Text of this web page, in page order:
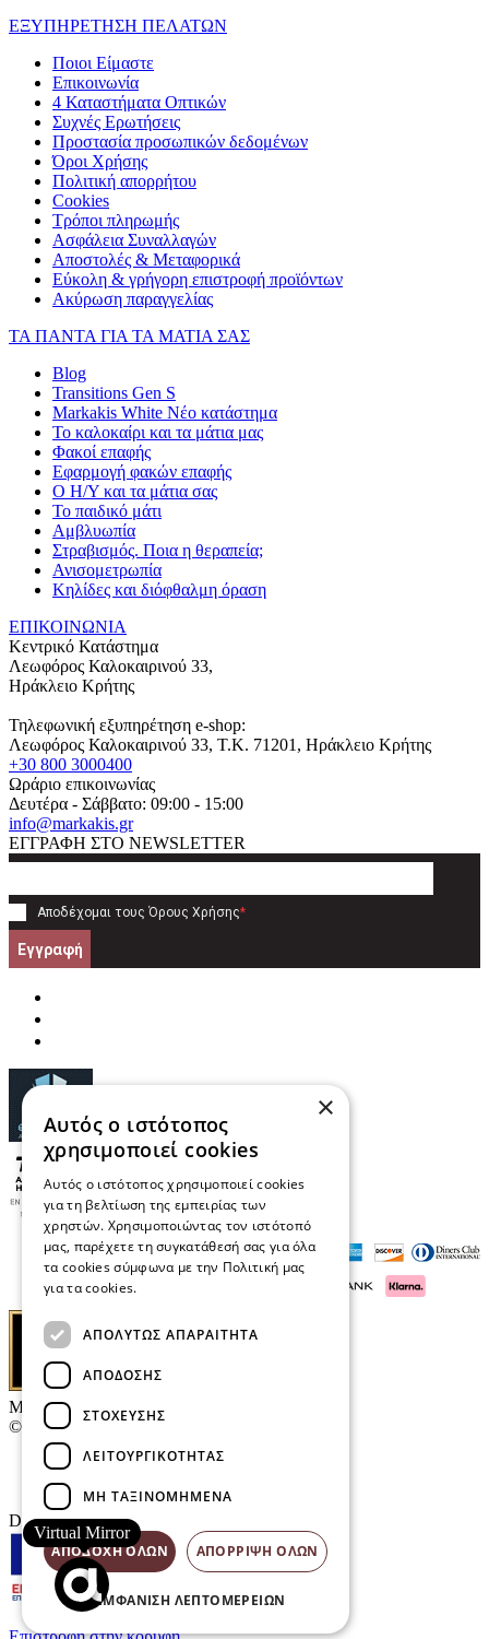
ΕΞΥΠΗΡΕΤΗΣΗ ΠΕΛΑΤΩΝ
Ποιοι Είμαστε
Επικοινωνία
4 Καταστήματα Οπτικών
Συχνές Ερωτήσεις
Προστασία προσωπικών δεδομένων
Όροι Χρήσης
Πολιτική απορρήτου
Cookies
Τρόποι πληρωμής
Ασφάλεια Συναλλαγών
Αποστολές & Μεταφορικά
Εύκολη & γρήγορη επιστροφή προϊόντων
Ακύρωση παραγγελίας
ΤΑ ΠΑΝΤΑ ΓΙΑ ΤΑ ΜΑΤΙΑ ΣΑΣ
Blog
Transitions Gen S
Markakis White Νέο κατάστημα
Το καλοκαίρι και τα μάτια μας
Φακοί επαφής
Εφαρμογή φακών επαφής
Ο Η/Υ και τα μάτια σας
Το παιδικό μάτι
Αμβλυωπία
Στραβισμός. Ποια η θεραπεία;
Ανισομετρωπία
Κηλίδες και διόφθαλμη όραση
ΕΠΙΚΟΙΝΩΝΙΑ
Κεντρικό Κατάστημα
Λεωφόρος Καλοκαιρινού 33,
Ηράκλειο Κρήτης
Τηλεφωνική εξυπηρέτηση e-shop:
Λεωφόρος Καλοκαιρινού 33, T.K. 71201 , Ηράκλειο Κρήτης
+30 800 3000400
Ωράριο επικοινωνίας
Δευτέρα - Σάββατο: 09:00 - 15:00
info@markakis.gr
ΕΓΓΡΑΦΗ ΣΤΟ NEWSLETTER
Αποδέχομαι τους Όρους Χρήσης*
Εγγραφή
Μαρκάκης Οπτικά
© 2026
Επικοινωνία
E-Volution Awards
Designed & developed by
Virtual Mirror
×
Αυτός ο ιστότοπος
χρησιμοποιεί cookies
Αυτός ο ιστότοπος χρησιμοποιεί cookies
για τη βελτίωση της εμπειρίας των
χρηστών. Χρησιμοποιώντας τον ιστότοπό
μας, παρέχετε τη συγκατάθεσή σας για όλα
τα cookies σύμφωνα με την Πολιτική μας
για τα cookies.
ΑΠΟΛΎΤΩΣ ΑΠΑΡΑΊΤΗΤΑ
ΑΠΌΔΟΣΗΣ
ΣΤΌΧΕΥΣΗΣ
ΛΕΙΤΟΥΡΓΙΚΌΤΗΤΑΣ
ΜΗ ΤΑΞΙΝΟΜΗΜΈΝΑ
ΑΠΟΔΟΧΉ ΌΛΩΝ ΑΠΌΡΡΙΨΗ ΌΛΩΝ
ΕΜΦΆΝΙΣΗ ΛΕΠΤΟΜΕΡΕΙΏΝ